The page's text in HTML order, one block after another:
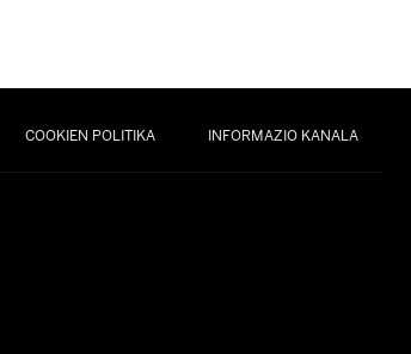
COOKIEN POLITIKA INFORMAZIO KANALA